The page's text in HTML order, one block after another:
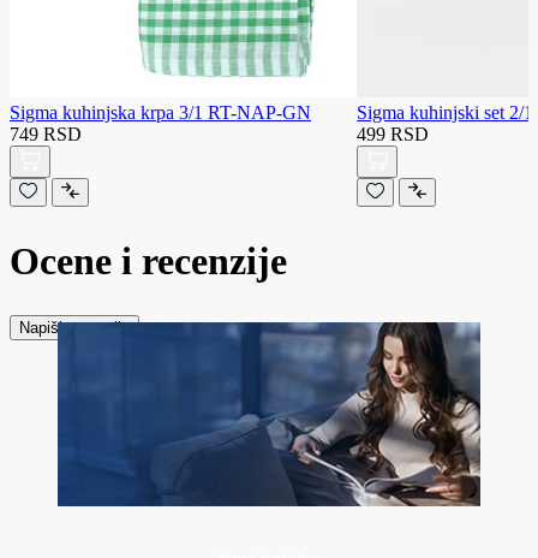
Sigma kuhinjska krpa 3/1 RT-NAP-GN
749 RSD
Sigma kuhinjski set 2/1
499 RSD
Ocene i recenzije
Napiši recenziju